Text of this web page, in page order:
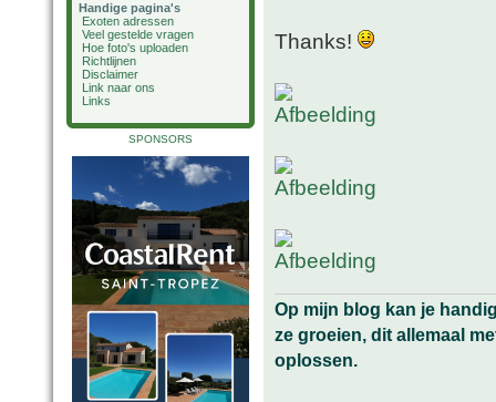
Handige pagina's
Exoten adressen
Veel gestelde vragen
Hoe foto's uploaden
Richtlijnen
Disclaimer
Link naar ons
Links
SPONSORS
Thanks!
Op mijn blog kan je
ze groeien, dit allemaal
oplossen.